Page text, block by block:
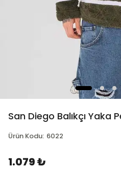
San Diego Balıkçı Yaka
Ürün Kodu: 6022
1.079 ₺